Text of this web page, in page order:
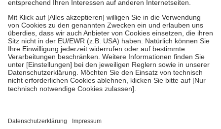
stärken und die besondere Stellung der Familie zu unterstützen,
fallenkeine Zuzahlungenan bei:
• Kindern und Jugendlichen bis zum vollendeten 18. Lebensjahr
mit Ausnahme der Fahrkosten
• Untersuchungen zur Vorsorge und Früherkennung, die von der
GKV getragen werden
• empfohlenen Schutzimpfungen
• Harn- und Blutteststreifen
getroffen, um sicherzustellen, dass es sich um echte Bewertungen